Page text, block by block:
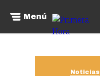
Menú
Noticias